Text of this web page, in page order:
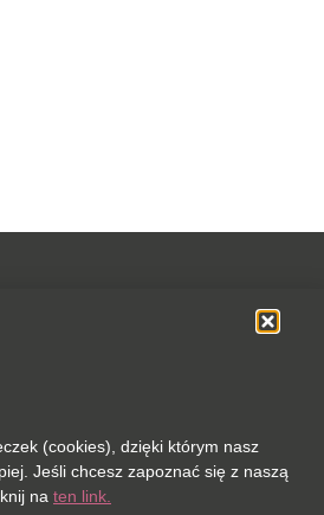
POLUBIONYCH (0 / 10)
(cookies), dzięki którym nasz
Jeśli chcesz zapoznać się z naszą
na ten link.